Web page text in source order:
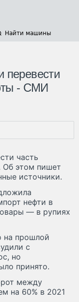
Найти машины
перевести
- СМИ
часть
Об этом пишет
источники.
нефти в
— в рупиях
на прошлой
с
но
принято.
между
на 60% в 2021